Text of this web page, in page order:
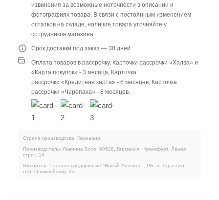
извинения за возможные неточности в описании и
фотографиях товара. В связи с постоянным изменением
остатков на складе, наличие товара уточняйте у
сотрудников магазина.
Срок доставки под заказ — 30 дней
Оплата товаров в рассрочку. Карточки рассрочки «Халва» и
«Карта покупок» - 3 месяца, Карточка
рассрочки «Кредитная карта» - 6 месяцев, Карточка
рассрочки «Черепаха» - 8 месяцев.
Страна производства: Германия
Производитель: Лавиниа Бохо, 60528, Германия, Франкфурт, Лёнер
стрит, 14
Импортер: Частное предприятие "Новый Альбион", РБ, п. Тарасово,
пер. Олимпийский, 33.